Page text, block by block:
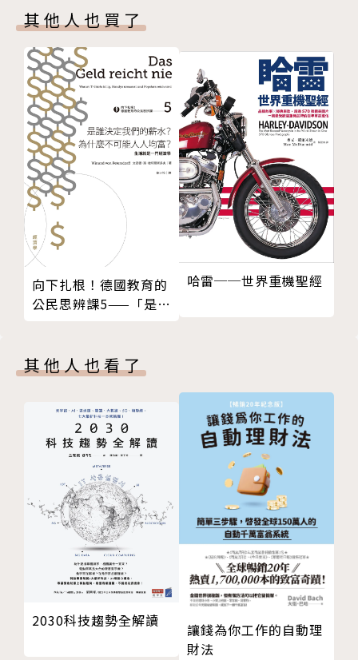
Meta，全力發展元宇宙，背後又有何打算？
要了解臉書的下一步，就要從頭理解它走過的每一步。
「李維是科技新聞報導界的大師級人物，很少有人既能
接觸企業高層，又能以數十年矽谷經驗，提出一針見血
的觀察。揭曉了一家橫衝直撞的年輕公司，在握有改變
世界的力量後產生的重大後果。」──《貝佐斯傳》作
者史東（Brad Stone）
作者簡介
史蒂芬．李維（Steven Levy）
《連線》（Wired）雜誌特約編輯，曾創辦Backchan
科技通訊主筆，有七本著作，文章散見各大刊物，包括
《滾石雜誌》、《哈潑雜誌》、《Macworld》、《紐
約時報雜誌》、《君子雜誌》（Esquire）、《紐約
客》與《首映雜誌》（Premiere）。
譯者簡介
師大翻譯所畢，自由譯者，近期譯有《教練：賈伯斯、
佩吉、皮查不公開教練的高績效團隊心法》、《躍競思
維》、《四騎士主宰的未來》。
第8章 精準行銷創廣告商機，用戶從此沒有祕密
第9章 桑德伯格掌營運，雙頭組織造成決策盲區
第10章 增加用戶！成長驅動一切，慈善也不例外
第11章 問題浮現，外包內容審查，擅改隱私設定
第12章 追趕行動浪潮，第一次轉型危機
第13章 帝國成形：買人才、搶市場、抄技術
第三部 失控帝國
第14章 選舉假新聞，平台不負責
第15章 俄國連上最強瘋傳引擎，引爆國安危機
第16章 劍橋分析，史上最大隱私災難
第17章 連結（醜惡）世界，官宣補救途徑
第18章 營收屢創新高，聲譽股價跌谷底
第19章 中央集權，IG、WhatsApp、Oculus臉書化
後記 正向力量還是邪惡機器？臉書仍在創造歷史
注釋
版權頁
其他人也買了
向下扎根！德國教育的
公民思辨課5——「是誰
哈雷──世界重機聖經
其他人也看了
2030科技趨勢全解讀
讓錢為你工作的自動理
財法